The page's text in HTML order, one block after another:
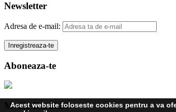
Newsletter
Adresa de e-mail:
Aboneaza-te
Media Kit 2020
Acest website foloseste cookies pentru a va